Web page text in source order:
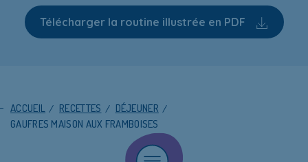
Télécharger la routine illustrée en PDF
ACCUEIL / RECETTES / DÉJEUNER /
GAUFRES MAISON AUX FRAMBOISES